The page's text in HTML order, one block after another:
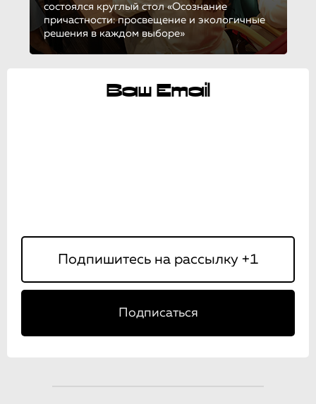
состоялся круглый стол «Осознание
причастности: просвещение и экологичные
решения в каждом выборе»
Ваш Email
Подписаться